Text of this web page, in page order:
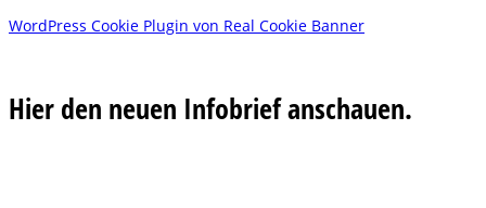
WordPress Cookie Plugin von Real Cookie Banner
Hier den neuen Infobrief anschauen.